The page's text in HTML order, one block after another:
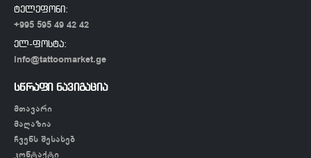
ტელეფონი:
+995 595 49 42 42
ელ-ფოსტა:
info@tattoomarket.ge
სწრაფი ნავიგაცია
მთავარი
მაღაზია
ჩვენს შესახებ
კონტაქტი